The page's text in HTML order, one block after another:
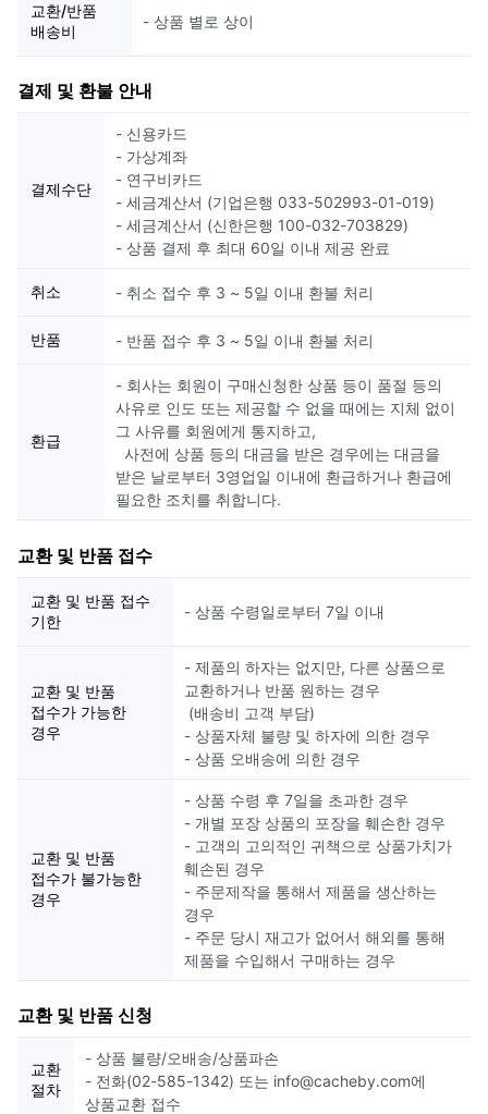
교환/반품
배송비
- 상품 별로 상이
결제 및 환불 안내
결제수단
- 신용카드
- 가상계좌
- 연구비카드
- 세금계산서 (기업은행 033-502993-01-019)
- 세금계산서 (신한은행 100-032-703829)
- 상품 결제 후 최대 60일 이내 제공 완료
취소 - 취소 접수 후 3 ~ 5일 이내 환불 처리
반품 - 반품 접수 후 3 ~ 5일 이내 환불 처리
환급
- 회사는 회원이 구매신청한 상품 등이 품절 등의
사유로 인도 또는 제공할 수 없을 때에는 지체 없이
그 사유를 회원에게 통지하고,
사전에 상품 등의 대금을 받은 경우에는 대금을
받은 날로부터 3영업일 이내에 환급하거나 환급에
필요한 조치를 취합니다.
교환 및 반품 접수
교환 및 반품 접수
기한
- 상품 수령일로부터 7일 이내
교환 및 반품
접수가 가능한
경우
- 제품의 하자는 없지만, 다른 상품으로
교환하거나 반품 원하는 경우
(배송비 고객 부담)
- 상품자체 불량 및 하자에 의한 경우
- 상품 오배송에 의한 경우
교환 및 반품
접수가 불가능한
경우
- 상품 수령 후 7일을 초과한 경우
- 개별 포장 상품의 포장을 훼손한 경우
- 고객의 고의적인 귀책으로 상품가치가
훼손된 경우
- 주문제작을 통해서 제품을 생산하는
경우
- 주문 당시 재고가 없어서 해외를 통해
제품을 수입해서 구매하는 경우
교환 및 반품 신청
교환
절차
- 상품 불량/오배송/상품파손
- 전화(02-585-1342) 또는 info@cacheby.com에
상품교환 접수